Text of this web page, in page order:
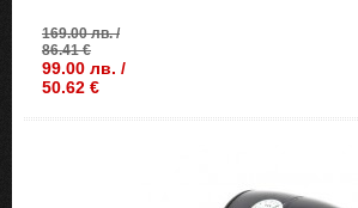
169.00 лв. /
86.41 €
99.00 лв. /
50.62 €